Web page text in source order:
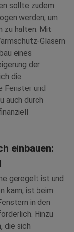
sollte zudem
werden, um
zu halten. Mit
Gläsern
eines
der
die
Fenster und
auch durch
einbauen:
geregelt ist und
kann, ist beim
in den
Hinzu
die sich